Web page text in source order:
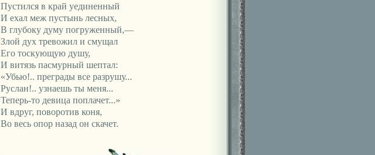
Пустился в край уединенный
И ехал меж пустынь лесных,
В глубоку думу погруженный,—
Злой дух тревожил и смущал
Его тоскующую душу,
И витязь пасмурный шептал:
«Убью!.. преграды все разрушу...
Руслан!.. узнаешь ты меня...
Теперь-то девица поплачет...»
И вдруг, поворотив коня,
Во весь опор назад он скачет.